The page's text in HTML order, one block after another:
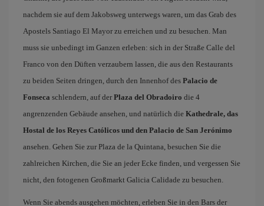
nachdem sie auf dem Jakobsweg unterwegs waren, um das Grab des
Apostels Santiago El Mayor zu erreichen und zu besuchen. Man
muss sie unbedingt im Ganzen erleben: sich in der Straße Calle del
Franco von den Düften verzaubern lassen, die aus den Restaurants
zu beiden Seiten dringen, durch den Innenhof des Palacio de
Fonseca schlendern, auf der Plaza del Obradoiro die 4
angrenzenden Gebäude ansehen, und natürlich die Kathedrale, das
Hostal de los Reyes Católicos und den Palacio de San Jerónimo
ansehen. Gehen Sie zur Plaza de la Quintana, besuchen Sie die
zahlreichen Kirchen, die Sie an jeder Ecke finden, und vergessen Sie
nicht, den fotogenen Großmarkt Galicia Calidade zu besuchen.
Wenn Sie abends ausgehen möchten, erleben Sie in den Bars der